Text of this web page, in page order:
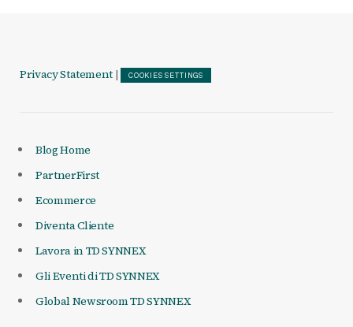
Privacy Statement | COOKIES SETTINGS
Blog Home
PartnerFirst
Ecommerce
Diventa Cliente
Lavora in TD SYNNEX
Gli Eventi di TD SYNNEX
Global Newsroom TD SYNNEX